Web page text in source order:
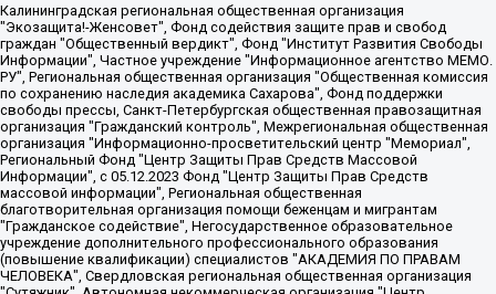
Калининградская региональная общественная организация "Экозащита!-Женсовет", Фонд содействия защите прав и свобод граждан "Общественный вердикт", Фонд "Институт Развития Свободы Информации", Частное учреждение "Информационное агентство МЕМО. РУ", Региональная общественная организация "Общественная комиссия по сохранению наследия академика Сахарова", Фонд поддержки свободы прессы, Санкт-Петербургская общественная правозащитная организация "Гражданский контроль", Межрегиональная общественная организация "Информационно-просветительский центр "Мемориал", Региональный Фонд "Центр Защиты Прав Средств Массовой Информации", с 05.12.2023 Фонд "Центр Защиты Прав Средств массовой информации", Региональная общественная благотворительная организация помощи беженцам и мигрантам "Гражданское содействие", Негосударственное образовательное учреждение дополнительного профессионального образования (повышение квалификации) специалистов "АКАДЕМИЯ ПО ПРАВАМ ЧЕЛОВЕКА", Свердловская региональная общественная организация "Сутяжник", Автономная некоммерческая организация "Центр независимых социологических исследований", Союз общественных объединений "Российский исследовательский центр по правам человека", Региональное общественное учреждение научно-информационный центр "МЕМОРИАЛ", Некоммерческая организация "Фонд защиты гласности", Автономная некоммерческая организация "Институт прав человека", Городская общественная организация "Екатеринбургское общество "МЕМОРИАЛ", Городская общественная организация "Рязанское историко-просветительское и правозащитное общество "Мемориал" (Рязанский Мемориал), Челябинский региональный орган общественной самодеятельности – женское общественное объединение "Женщины Евразии", Челябинский региональный орган общественной самодеятельности "Уральская правозащитная группа", Фонд содействия защите здоровья и социальной справедливости имени Андрея Рылькова, Автономная Некоммерческая Организация "Аналитический Центр Юрия Левады", Автономная некоммерческая организация социальной поддержки населения "Проект Апрель", Региональная общественная организация помощи женщинам и детям, находящимся в кризисной ситуации "Информационно-методический центр "Анна", Фонд содействия развитию массовых коммуникаций и правовому просвещению "Так-так-Так", Фонд содействия устойчивому развитию "Серебряная тайга", Свердловский региональный общественный фонд социальных проектов "Новое время", "Idel.Реалии", Кавказ.Реалии, Крым.Реалии, Телеканал Настоящее Время, Татаро-башкирская служба Радио Свобода (Azatliq Radiosi), Радио Свободная Европа/Радио Свобода (PCE/PC), "Сибирь.Реалии", "Фактограф", Благотворительный фонд помощи осужденным и их семьям, Автономная некоммерческая организация "Институт глобализации и социальных движений", Фонд "В защиту прав заключенных", Частное учреждение "Центр поддержки и содействия развитию средств массовой информации", Пензенский региональный общественный благотворительный фонд "Гражданский союз", "Север.Реалии", Некоммерческая организация Фонд "Правовая инициатива", Общество с ограниченной ответственностью "Радио Свободная Европа/Радио Свобода", Чешское информационное агентство "MEDIUM-ORIENT", Красноярская региональная общественная организация "Мы против СПИДа", Камалягин Денис Николаевич, Маркелов Сергей Евгеньевич, Пономарев Лев Александрович, Савицкая Людмила Алексеевна, Автономная некоммерческая организация "Центр по работе с проблемой насилия "НАСИЛИЮ.НЕТ", Межрегиональный профессиональный союз работников здравоохранения "Альянс врачей", Юридическое лицо, зарегистрированное в Латвийской Республике, SIA "Medusa Project" (регистрационный номер 40103797863, дата регистрации 10.06.2014), Некоммерческая организация "Фонд по борьбе с коррупцией", Автономная некоммерческая организация "Институт права и публичной политики", Баданин Роман Сергеевич, Гликин Максим Александрович, Железнова Мария Михайловна, Лукьянова Юлия Сергеевна, Маетная Елизавета Витальевна, Маняхин Петр Борисович, Чуракова Ольга Владимировна, Ярош Юлия Петровна, Юридическое лицо "The Insider SIA", зарегистрированное в Риге, Латвийская Республика (дата регистрации 26.06.2015), являющееся администратором доменного имени интернет-издания "The Insider SIA", https://theins.ru, Постернак Алексей Евгеньевич, Рубин Михаил Аркадьевич, Анин Роман Александрович, Юридическое лицо Istories fonds, зарегистрированное в Латвийской Республике (регистрационный номер 50008295751, дата регистрации 24.02.2020), Великовский Дмитрий Александрович, Долинина Ирина Николаевна, Мароховская Алеся Алексеевна, Шлейнов Роман Юрьевич, Шмагун Олеся Валентиновна, Общество с ограниченной ответственностью "Альтаир 2021", Общество с ограниченной ответственностью "Вега 2021", Общество с ограниченной ответственностью "Главный редактор 2021", Общество с ограниченной ответственностью "Ромашки монолит", Важенков Артем Валерьевич, Ивановская областная общественная организация "Центр гендерных исследований", Гурман Юрий Альбертович, Медиапроект "ОВД-Инфо", Егоров Владимир Владимирович, Жилинский Владимир Александрович, Общество с ограниченной ответственностью "ЗП", Иванова София Юрьевна, Карезина Инна Павловна, Кильтау Екатерина Викторовна, Петров Алексей Викторович, Пискунов Сергей Евгеньевич, Смирнов Сергей Сергеевич, Тихонов Михаил Сергеевич, Общество с ограниченной ответственностью "ЖУРНАЛИСТ-ИНОСТРАННЫЙ АГЕНТ", Арапова Галина Юрьевна, Вольтская Татьяна Анатольевна, Американская компания "Mason G.E.S. Anonymous Foundation" (США), являющаяся владельцем интернет-издания https://mnews.world/, Компания "Stichting Bellingcat", зарегистрированная в Нидерландах (дата регистрации 11.07.2018), Захаров Андрей Вячеславович, Клепиковская Екатерина Дмитриевна, Общество с ограниченной ответственностью "МЕМО", Перл Роман Александрович, Симонов Евгений Алексеевич, Соловьева Елена Анатольевна, Сотников Даниил Владимирович, Сурначева Елизавета Дмитриевна, Автономная некоммерческая организация по защите прав человека и информированию населения "Якутия – Наше Мнение", Общество с ограниченной ответственностью "Москоу диджитал медиа", с 26.01.2023 Общество с ограниченной ответственностью "Чайка Белые сады", Ветошкина Валерия Валерьевна, Заговора Максим Александрович, Межрегиональное общественное движение "Российская ЛГБТ - сеть", Оленичев Максим Владимирович, Павлов Иван Юрьевич, Скворцова Елена Сергеевна, Общество с ограниченной ответственностью "Как бы инагент", Кочетков Игорь Викторович, Общество с ограниченной ответственностью "Честные выборы", Еланчик Олег Александрович, Общество с ограниченной ответственностью "Нобелевский призыв", Гималова Регина Эмилевна, Григорьев Андрей Валерьевич, Григорьева Алина Александровна, Ассоциация по содействию защите прав призывников, альтернативнослужащих и военнослужащих "Правозащитная группа "Гражданин.Армия.Право", Хисамова Регина Фаритовна, Автономная некоммерческая организация по реализации социально-правовых программ "Лилит", Дальневосточное общественное движение "Маяк", Санкт-Петербургская ЛГБТ-инициативная группа "Выход", Инициативная группа ЛГБТ+ "Реверс", Алексеев Андрей Викторович, Бекбулатова Таисия Львовна, Беляев Иван Михайлович, Владыкина Елена Сергеевна, Гельман Марат Александрович, Никульшина Вероника Юрьевна, Толоконникова Надежда Андреевна, Шендерович Виктор Анатольевич, Общество с ограниченной ответственностью "Данное сообщение", Общество с ограниченной ответственностью Издательский дом "Новая глава", Айнбиндер Александра Александровна, Московский комьюнити-центр для ЛГБТ+инициатив, Благотворительный фонд развития филантропии, Deutsche Welle (Германия, Kurt-Schumacher-Strasse 3, 53113 Bonn), Борзунова Мария Михайловна, Воробьев Виктор Викторович, Голубева Анна Львовна, Константинова Алла Михайловна, Малкова Ирина Владимировна, Мурадов Мурад Абдулгалимович, Осетинская Елизавета Николаевна, Понасенков Евгений Николаевич, Ганапольский Матвей Юрьевич, Киселев Евгений Алексеевич, Борухович Ирина Григорьевна, Дремин Иван Тимофеевич, Дубровский Дмитрий Викторович, Красноярская региональная общественная организация поддержки и развития альтернативных образовательных технологий и межкультурных коммуникаций "ИНТЕРРА", Маяковская Екатерина Алексеевна, Фейгин Марк Захарович, Филимонов Андрей Викторович, Дзугкоева Регина Николаевна, Доброхотов Роман Александрович, Дудь Юрий Александрович, Елкин Сергей Владимирович, Кругликов Кирилл Игоревич, Сабунаева Мария Леонидовна, Семенов Алексей Владимирович, Шаинян Карен Багратович, Шульман Екатерина Михайловна, Асафьев Артур Валерьевич, Вахштайн Виктор Семенович, Венедиктов Алексей Алексеевич, Лушникова Екатерина Евгеньевна, Волков Леонид Михайлович, Невзоров Александр Глебович, Пархоменко Сергей Борисович, Сироткин Ярослав Николаевич, Кара-Мурза Владимир Владимирович, Баранова Наталья Владимировна, Гозман Леонид Яковлевич, Кагарлицкий Борис Юльевич, Климарев Михаил Валерьевич, Милов Владимир Станиславович, Автономная некоммерческая организация Краснодарский центр современного искусства "Типография", Моргенштерн Алишер Тагирович, Соболь Любовь Эдуардовна, Общество с ограниченной ответственностью "ЛИЗА НОРМ", Каспаров Гарри Кимович, Ходорковский Михаил Борисович, Общество с ограниченной ответственностью "Апрельские тезисы", Данилович Ирина Брониславовна, Кашин Олег Владимирович, Петров Николай Владимирович, Пивоваров Алексей Владимирович, Соколов Михаил Владимирович, Цветкова Юлия Владимировна, Чичваркин Евгений Александрович, Комитет против пыток/Команда против пыток, Общество с ограниченной ответственностью "Первый научный", Общество с ограниченной ответственностью "Вертолет и ко", Белоцерковская Вероника Борисовна, Кац Максим Евгеньевич, Лазарева Татьяна Юрьевна, Шаведдинов Руслан Табризович, Яшин Илья Валерьевич, Общество с ограниченной ответственностью "Иноагент ААВ", Алешковский Дмитрий Петрович, Альбац Евгения Марковна, Быков Дмитрий Львович, Галямина Юлия Евгеньевна, Лойко Сергей Леонидович, Мартынов Кирилл Константинович, Медведев Сергей Александрович, Крашенинников Федор Геннадиевич, Гордеева Катерина Вл